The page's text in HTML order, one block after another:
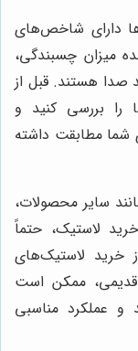
دارای شاخص‌های
میزان چسبندگی،
صدا هستند. قبل از
را بررسی کنید و
شما مطابقت داشته
سایر محصولات،
لاستیک، حتماً
خرید لاستیک‌های
قدیمی، ممکن است
و عملکرد مناسبی